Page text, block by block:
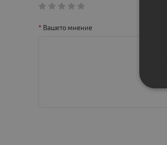
Вашето мнение